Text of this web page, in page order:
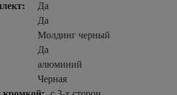
Да
Да
Молдинг черный
Да
алюминий
Черная